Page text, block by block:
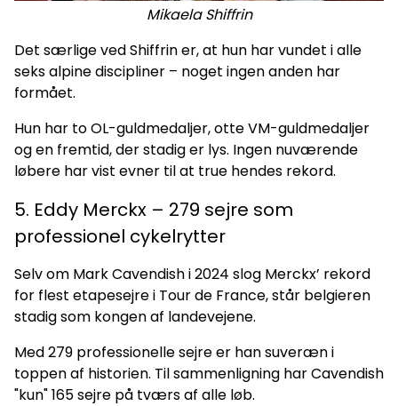
Mikaela Shiffrin
Det særlige ved Shiffrin er, at hun har vundet i alle
seks alpine discipliner – noget ingen anden har
formået.
Hun har to OL-guldmedaljer, otte VM-guldmedaljer
og en fremtid, der stadig er lys. Ingen nuværende
løbere har vist evner til at true hendes rekord.
5. Eddy Merckx – 279 sejre som
professionel cykelrytter
Selv om Mark Cavendish i 2024 slog Merckx’ rekord
for flest etapesejre i Tour de France, står belgieren
stadig som kongen af landevejene.
Med 279 professionelle sejre er han suveræn i
toppen af historien. Til sammenligning har Cavendish
"kun" 165 sejre på tværs af alle løb.